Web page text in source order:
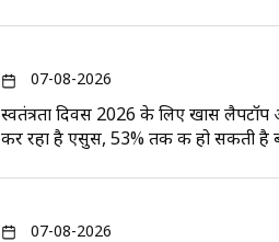
07-08-2026
स्वतंत्रता दिवस 2026 के लिए खास
कर रहा है एसुस, 53% तक की हो सकती है
07-08-2026